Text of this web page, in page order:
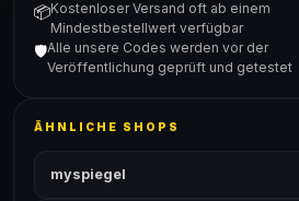
📦Kostenloser Versand oft ab einem
Mindestbestellwert verfügbar
🛡️Alle unsere Codes werden vor der
Veröffentlichung geprüft und getestet
ÄHNLICHE SHOPS
myspiegel